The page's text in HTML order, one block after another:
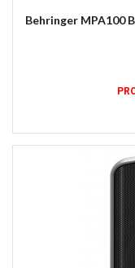
Behringer MPA100